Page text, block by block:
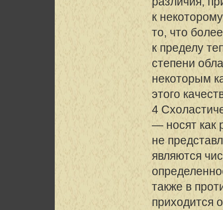
к
то, что
к пределу
степени
некоторым
этого
4
— носят как
не
являются
также в
приходится